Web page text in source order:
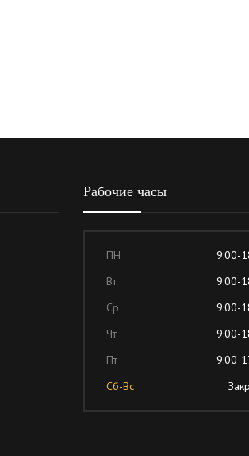
Рабочие часы
ПН
9:00-
Вт
9:00-
Ср
9:00-
Чт
9:00-
Пт
9:00-
Сб-Вс